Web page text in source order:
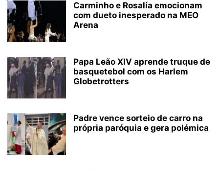
Carminho e Rosalía emocionam
com dueto inesperado na MEO
Arena
Papa Leão XIV aprende truque de
basquetebol com os Harlem
Globetrotters
Padre vence sorteio de carro na
própria paróquia e gera polémica